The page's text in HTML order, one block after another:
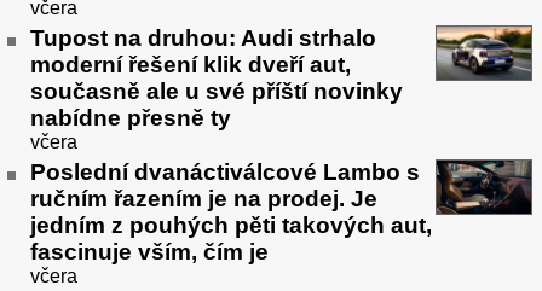
včera
Tupost na druhou: Audi strhalo
moderní řešení klik dveří aut,
současně ale u své příští novinky
nabídne přesně ty
včera
Poslední dvanáctiválcové Lambo s
ručním řazením je na prodej. Je
jedním z pouhých pěti takových aut,
fascinuje vším, čím je
včera